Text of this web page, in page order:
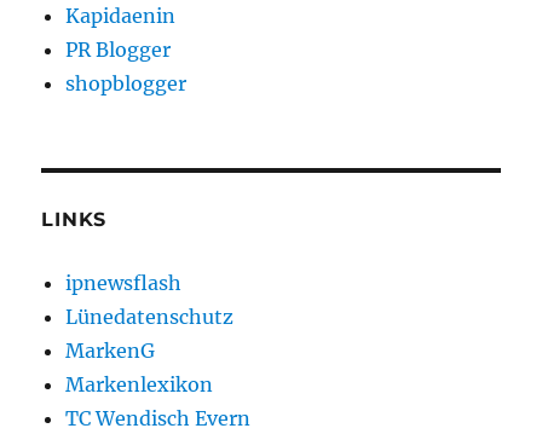
Kapidaenin
PR Blogger
shopblogger
LINKS
ipnewsflash
Lünedatenschutz
MarkenG
Markenlexikon
TC Wendisch Evern